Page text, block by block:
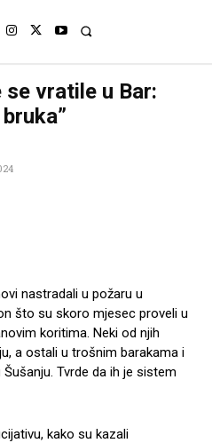
vratile u Bar:
nastradali u požaru u
što su skoro mjesec proveli u
koritima. Neki od njih
a ostali u trošnim barakama i
Tvrde da ih je sistem
kako su kazali